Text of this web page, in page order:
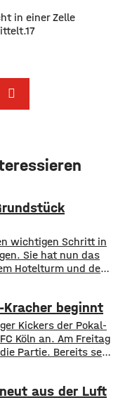
in einer Zelle
wichtigen Schritt in
Sie hat nun das
Hotelturm und den
Satz nach
sei für ihn
Kracher beginnt
Kickers der Pokal-
Köln an. Am Freitag
Partie. Bereits seit
ihre Karten kaufen.
aus der Luft